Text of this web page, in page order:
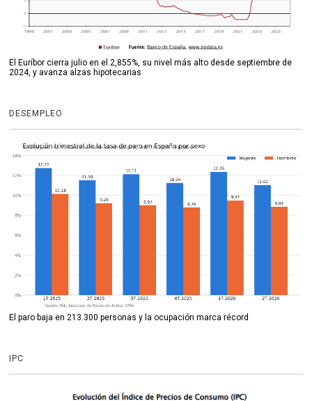
El Euríbor cierra julio en el 2,855%, su nivel más alto desde septiembre de
2024, y avanza alzas hipotecarias
DESEMPLEO
El paro baja en 213.300 personas y la ocupación marca récord
IPC